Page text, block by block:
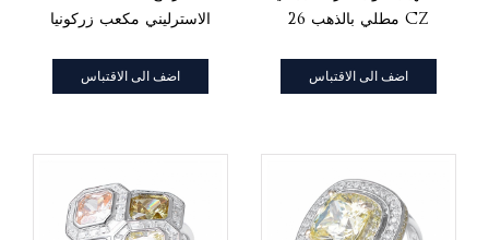
الاسترليني مكعب زركونيا
مجموعة مجوهرات
اضف الى الاقتباس
26 مطلي بالذهب CZ
اضف الى الاقتباس